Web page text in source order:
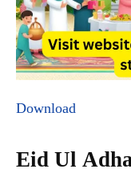
Download
Eid Ul